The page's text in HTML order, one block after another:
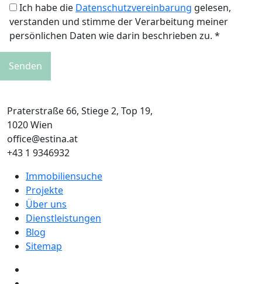
Ich habe die Datenschutzvereinbarung gelesen,
verstanden und stimme der Verarbeitung meiner
persönlichen Daten wie darin beschrieben zu. *
Praterstraße 66, Stiege 2, Top 19,
1020 Wien
office@estina.at
+43 1 9346932
Immobiliensuche
Projekte
Über uns
Dienstleistungen
Blog
Sitemap